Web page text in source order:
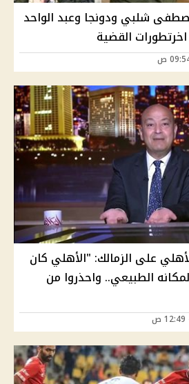
شلبي ودونجا وعبد الواحد
القضية
على الزمالك: "الأهلي كان
الطبيعي.. واحذروا من